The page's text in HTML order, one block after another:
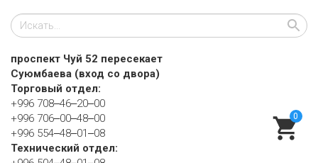
проспект Чуй 52 пересекает
Суюмбаева (вход со двора)
Торговый отдел:
+996 708‒46‒20‒00
+996 706‒00‒48‒00
+996 554‒48‒01‒08
Технический отдел:
0